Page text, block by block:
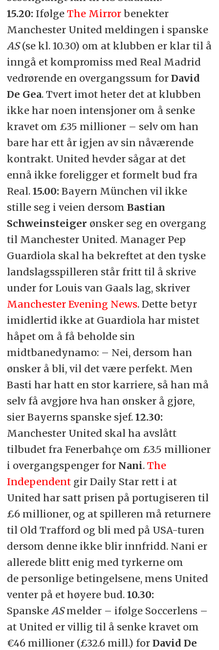
15.20: Ifølge The Mirrorbenekter
Manchester United meldingen i spanske
AS(se kl. 10.30) om at klubben er klar til å
inngå et kompromiss med Real Madrid
vedrørende en overgangssum for David
De Gea. Tvert imot heter det at klubben
ikke har noen intensjoner om å senke
kravet om £35 millioner – selv om han
bare har ett år igjen av sin nåværende
kontrakt. United hevder sågar at det
ennå ikke foreligger et formelt bud fra
Real. 15.00: Bayern München vil ikke
stille seg i veien dersom Bastian
Schweinsteiger ønsker seg en overgang
til Manchester United. Manager Pep
Guardiola skal ha bekreftet at den tyske
landslagsspilleren står fritt til å skrive
under for Louis van Gaals lag, skriver
Manchester Evening News. Dette betyr
imidlertid ikke at Guardiola har mistet
håpet om å få beholde sin
midtbanedynamo: – Nei, dersom han
ønsker å bli, vil det være perfekt. Men
Basti har hatt en stor karriere, så han må
selv få avgjøre hva han ønsker å gjøre,
sier Bayerns spanske sjef. 12.30:
Manchester United skal ha avslått
tilbudet fra Fenerbahçe om £3.5 millioner
i overgangspenger for Nani. The
Independentgir Daily Star rett i at
United har satt prisen på portugiseren til
£6 millioner, og at spilleren må returnere
til Old Trafford og bli med på USA-turen
dersom denne ikke blir innfridd. Nani er
allerede blitt enig med tyrkerne om
de personlige betingelsene, mens United
venter på et høyere bud. 10.30:
Spanske ASmelder – ifølge Soccerlens –
at United er villig til å senke kravet om
€46 millioner (£32.6 mill.) for David De